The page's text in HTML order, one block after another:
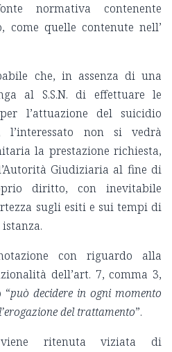
normativa contenente
come quelle contenute nell’
che, in assenza di una
al S.S.N. di effettuare le
l’attuazione del suicidio
l’interessato non si vedrà
la prestazione richiesta,
Giudiziaria al fine di
diritto, con inevitabile
sugli esiti e sui tempi di
con riguardo alla
dell’art. 7, comma 3,
“può decidere in ogni momento
del trattamento”.
ritenuta viziata di